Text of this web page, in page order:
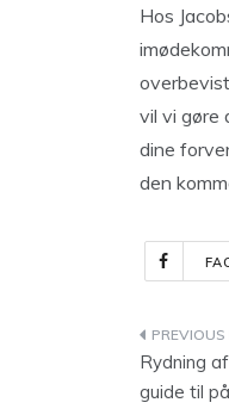
Hos
vil vi gøre
dine
den
Rydning
guide til